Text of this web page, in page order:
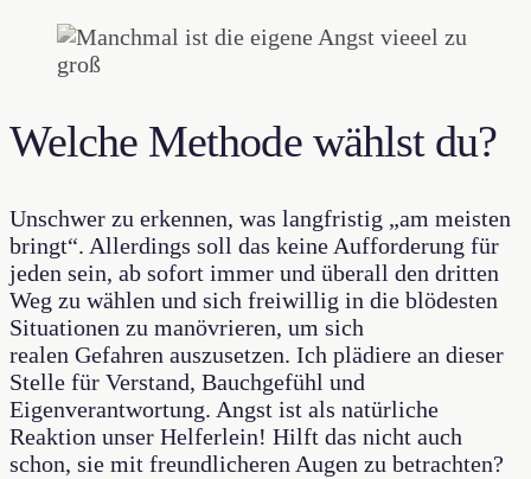
Welche Methode wählst du?
Unschwer zu erkennen, was langfristig „am meisten
bringt“. Allerdings soll das keine Aufforderung für
jeden sein, ab sofort immer und überall den dritten
Weg zu wählen und sich freiwillig in die blödesten
Situationen zu manövrieren, um sich
realen Gefahren auszusetzen. Ich plädiere an dieser
Stelle für Verstand, Bauchgefühl und
Eigenverantwortung. Angst ist als natürliche
Reaktion unser Helferlein! Hilft das nicht auch
schon, sie mit freundlicheren Augen zu betrachten?